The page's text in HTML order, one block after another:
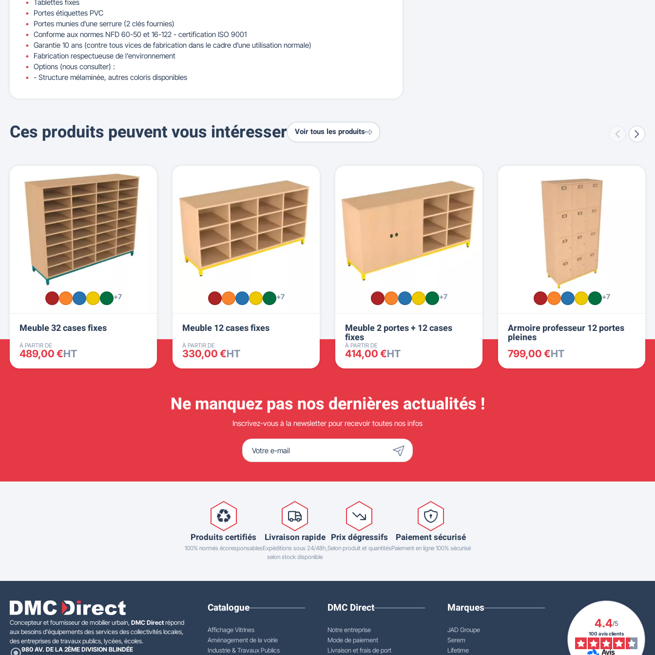
Tablettes fixes
Portes étiquettes PVC
Portes munies d’une serrure (2 clés fournies)
Conforme aux normes NFD 60-50 et 16-122 - certification ISO 9001
Garantie 10 ans (contre tous vices de fabrication dans le cadre d’une utilisation normale)
Fabrication respectueuse de l’environnement
Options (nous consulter) :
- Structure mélaminée, autres coloris disponibles
Ces produits peuvent vous intéresser Voir tous les produits
+7
Meuble 32 cases fixes
À PARTIR DE
489,00 €HT
+7
Meuble 12 cases fixes
À PARTIR DE
330,00 €HT
+7
Meuble 2 portes + 12 cases
fixes
À PARTIR DE
414,00 €HT
+7
Armoire professeur 12 portes
pleines
799,00 €HT
Ne manquez pas nos dernières actualités !
Inscrivez-vous à la newsletter pour recevoir toutes nos infos
Produits certifiés
100% normés écoresponsables
Livraison rapide
Expéditions sous 24/48h,
selon stock disponible
Prix dégressifs
Selon produit et quantités
Paiement sécurisé
Paiement en ligne 100% sécurisé
Concepteur et fournisseur de mobilier urbain, DMC Directrépond
aux besoins d'équipements des services des collectivités locales,
des entreprises de travaux publics, lycées, écoles.
980 AV. DE LA 2ÈME DIVISION BLINDÉE
Catalogue
Affichage Vitrines
Aménagement de la voirie
Industrie & Travaux Publics
DMC Direct
Notre entreprise
Mode de paiement
Livraison et frais de port
Marques
JAD Groupe
Serem
Lifetime
4.4/5
100 avis clients